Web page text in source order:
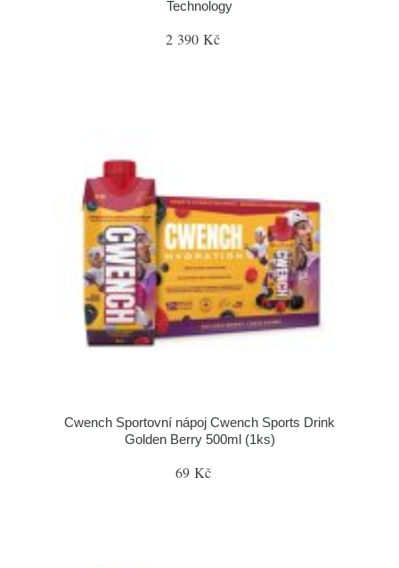
Technology
2 390 Kč
Cwench Sportovní nápoj Cwench Sports Drink
Golden Berry 500ml (1ks)
69 Kč